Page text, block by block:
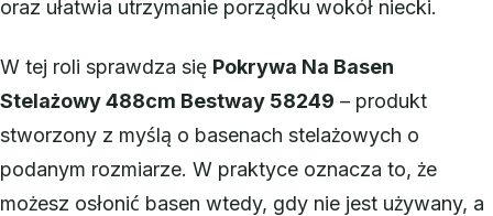
oraz ułatwia utrzymanie porządku wokół niecki.
W tej roli sprawdza się Pokrywa Na Basen
Stelażowy 488cm Bestway 58249 – produkt
stworzony z myślą o basenach stelażowych o
podanym rozmiarze. W praktyce oznacza to, że
możesz osłonić basen wtedy, gdy nie jest używany, a